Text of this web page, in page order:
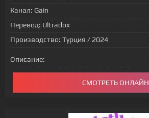
Канал: Gain
Перевод: Ultradox
Производство: Турция / 2024
Описание:
СМОТРЕТЬ ОНЛАЙН